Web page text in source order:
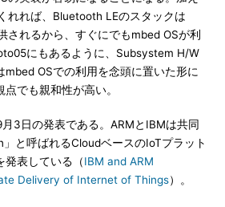
れれば、Bluetooth LEのスタックは
されるから、すぐにでもmbed OSが利
にもあるように、Subsystem H/W
mbed OSでの利用を念頭に置いた形に
でも親和性が高い。
3日の発表である。ARMとIBMは共同
と呼ばれるCloudベースのIoTプラット
発表している（IBM and ARM
Delivery of Internet of Things）。